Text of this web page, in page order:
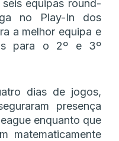
equipas round-
no Play-In dos
a melhor equipa e
para o 2º e 3º
dias de jogos,
presença
enquanto que
matematicamente